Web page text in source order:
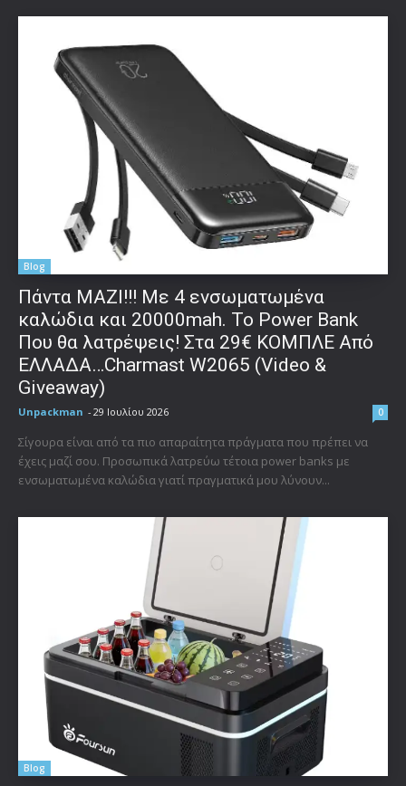
Blog
Πάντα ΜΑΖΙ!!! Με 4 ενσωματωμένα
καλώδια και 20000mah. Το Power Bank
Που θα λατρέψεις! Στα 29€ ΚΟΜΠΛΕ Από
ΕΛΛΑΔΑ…Charmast W2065 (Video &
Giveaway)
Unpackman - 29 Ιουλίου 2026 0
Σίγουρα είναι από τα πιο απαραίτητα πράγματα που πρέπει να
έχεις μαζί σου. Προσωπικά λατρεύω τέτοια power banks με
ενσωματωμένα καλώδια γιατί πραγματικά μου λύνουν...
Blog